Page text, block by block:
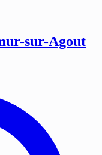
sur-Agout